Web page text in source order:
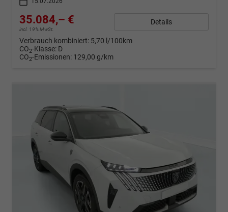
35.084,– €
incl. 19% MwSt.
Details
Verbrauch kombiniert: 5,70 l/100km
CO2-Klasse: D
CO2-Emissionen: 129,00 g/km